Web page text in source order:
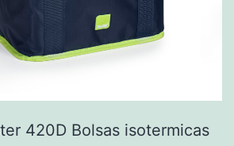
420D Bolsas isotermicas